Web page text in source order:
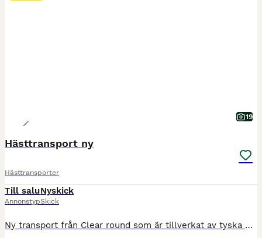
19
Hästtransport ny
Hästtransporter
Till salu
Annonstyp
Nyskick
Skick
Ny transport från Clear round som är tillverkat av tyska Bucker. En kvalitéts släp utöver det vanliga. Denna är uttagen 2025-09-01 och är ny. Registrerad på 1700 kg. Detta är en edition utgåva och är extra utrustad med: Panoramatak Trailerlås Extra steg bak Aluminium fälgar med MS däck Sadelskåp - låsbart PRIS: 109 900 kr inkl avdragbar moms. www.slapoutet.se RIng